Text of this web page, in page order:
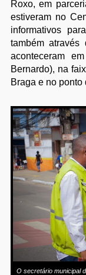
Roxo, em
estiveram no
informativos
também
aconteceram
Bernardo), na
Braga e no
O secretário municipal